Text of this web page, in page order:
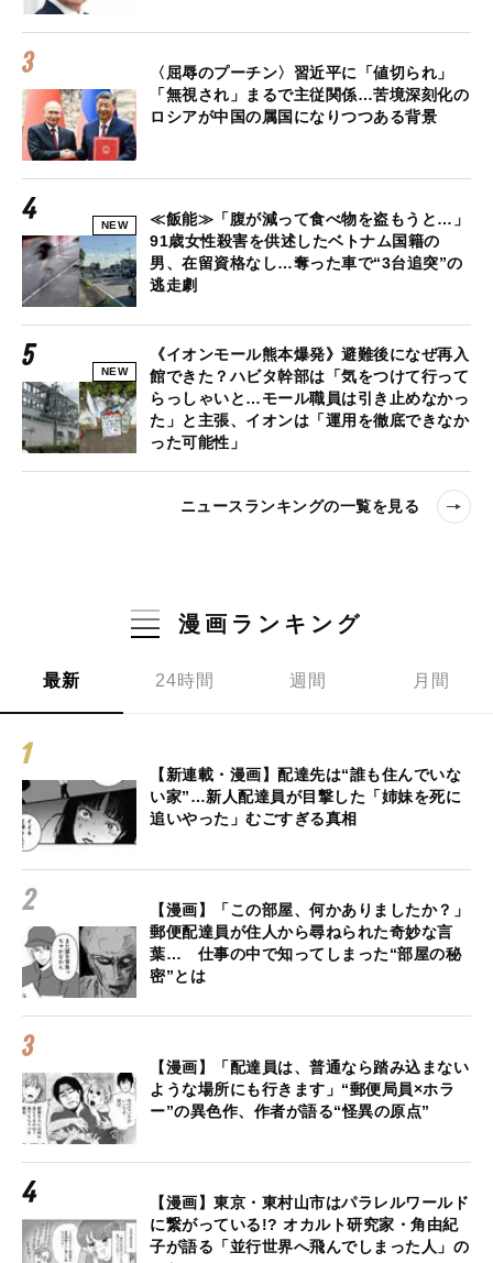
〈屈辱のプーチン〉習近平に「値切られ」
「無視され」まるで主従関係…苦境深刻化の
ロシアが中国の属国になりつつある背景
NEW
≪飯能≫「腹が減って食べ物を盗もうと…」
91歳女性殺害を供述したベトナム国籍の
男、在留資格なし…奪った車で“3台追突”の
逃走劇
NEW
《イオンモール熊本爆発》避難後になぜ再入
館できた？ハビタ幹部は「気をつけて行って
らっしゃいと…モール職員は引き止めなかっ
た」と主張、イオンは「運用を徹底できなか
った可能性」
ニュースランキングの一覧を見る
漫画ランキング
最新 24時間 週間 月間
【新連載・漫画】配達先は“誰も住んでいな
い家”…新人配達員が目撃した「姉妹を死に
追いやった」むごすぎる真相
【漫画】「この部屋、何かありましたか？」
郵便配達員が住人から尋ねられた奇妙な言
葉… 仕事の中で知ってしまった“部屋の秘
密”とは
【漫画】「配達員は、普通なら踏み込まない
ような場所にも行きます」“郵便局員×ホラ
ー”の異色作、作者が語る“怪異の原点”
【漫画】東京・東村山市はパラレルワールド
に繋がっている!? オカルト研究家・角由紀
子が語る「並行世界へ飛んでしまった人」の